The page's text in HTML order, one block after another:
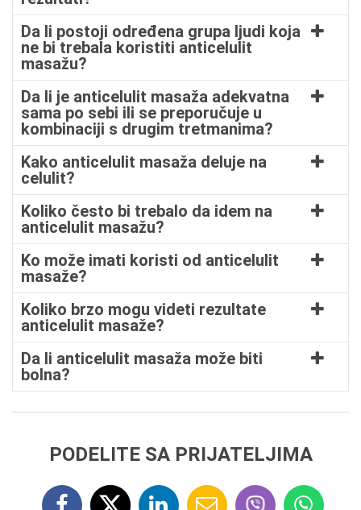
Da li postoji određena grupa ljudi koja
ne bi trebala koristiti anticelulit
masažu?
Da li je anticelulit masaža adekvatna
sama po sebi ili se preporučuje u
kombinaciji s drugim tretmanima?
Kako anticelulit masaža deluje na
celulit?
Koliko često bi trebalo da idem na
anticelulit masažu?
Ko može imati koristi od anticelulit
masaže?
Koliko brzo mogu videti rezultate
anticelulit masaže?
Da li anticelulit masaža može biti
bolna?
PODELITE SA PRIJATELJIMA